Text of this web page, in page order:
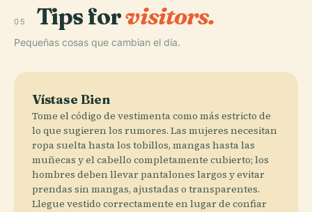
05 Tips forvisitors.
Pequeñas cosas que cambian el día.
Vístase Bien
Tome el código de vestimenta como más estricto de
lo que sugieren los rumores. Las mujeres necesitan
ropa suelta hasta los tobillos, mangas hasta las
muñecas y el cabello completamente cubierto; los
hombres deben llevar pantalones largos y evitar
prendas sin mangas, ajustadas o transparentes.
Llegue vestido correctamente en lugar de confiar